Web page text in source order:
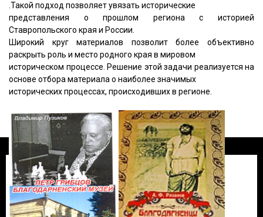
.Такой подход позволяет увязать исторические
представления о прошлом региона с историей
Ставропольского края и России.
Широкий круг материалов позволит более объективно
раскрыть роль и место родного края в мировом
историческом процессе. Решение этой задачи реализуется на
основе отбора материала о наиболее значимых
исторических процессах, происходивших в регионе.